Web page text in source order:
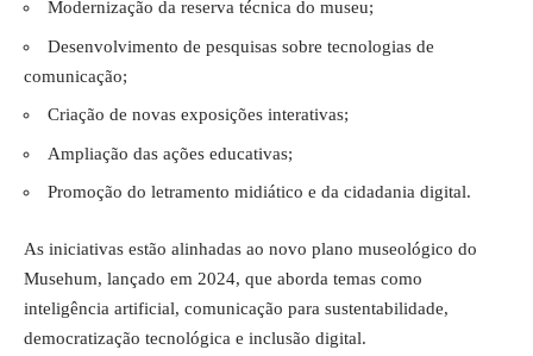
Modernização da reserva técnica do museu;
Desenvolvimento de pesquisas sobre tecnologias de
comunicação;
Criação de novas exposições interativas;
Ampliação das ações educativas;
Promoção do letramento midiático e da cidadania digital.
As iniciativas estão alinhadas ao novo plano museológico do
Musehum, lançado em 2024, que aborda temas como
inteligência artificial, comunicação para sustentabilidade,
democratização tecnológica e inclusão digital.